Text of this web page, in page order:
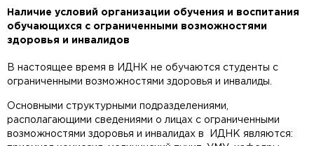
Наличие условий организации обучения и воспитания
обучающихся с ограниченными возможностями
здоровья и инвалидов
В настоящее время в ИДНК не обучаются студенты с
ограниченными возможностями здоровья и инвалиды.
Основными структурными подразделениями,
располагающими сведениями о лицах с ограниченными
возможностями здоровья и инвалидах в ИДНК являются: